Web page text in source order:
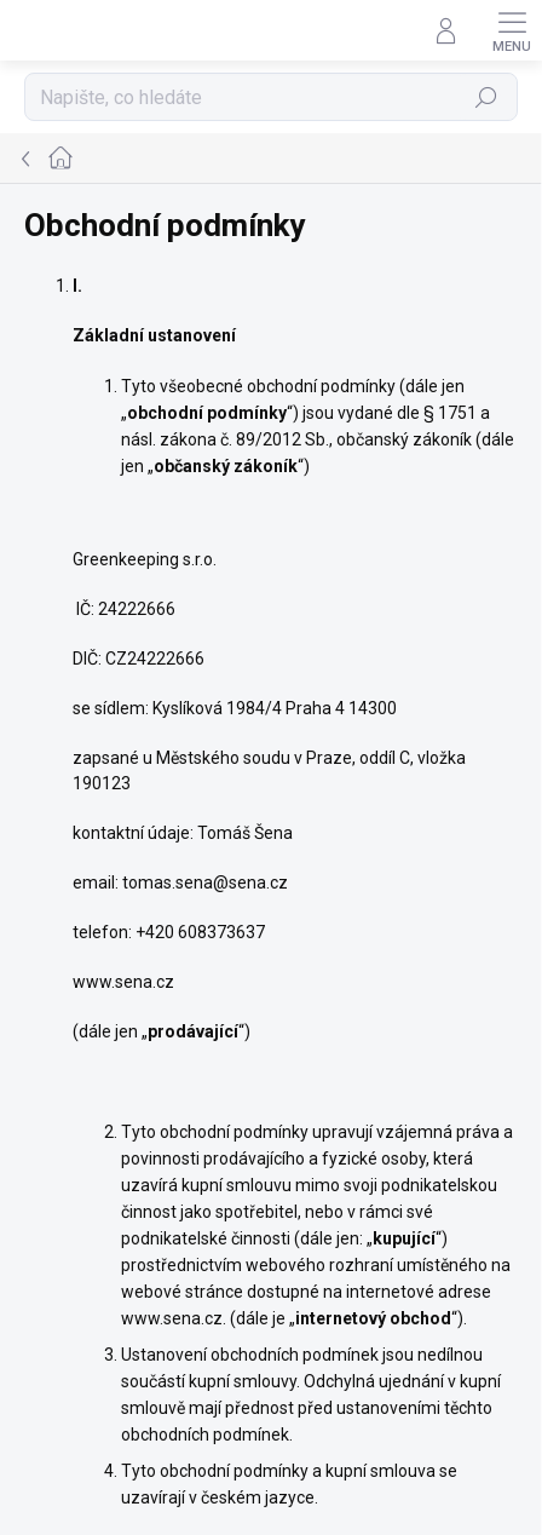
Hledat
Domů
Obchodní podmínky
I.
Základní ustanovení
Tyto všeobecné obchodní podmínky (dále jen
„obchodní podmínky“) jsou vydané dle § 1751 a
násl. zákona č. 89/2012 Sb., občanský zákoník (dále
jen „občanský zákoník“)
Greenkeeping s.r.o.
IČ: 24222666
DIČ: CZ24222666
se sídlem: Kyslíková 1984/4 Praha 4 14300
zapsané u Městského soudu v Praze, oddíl C, vložka
190123
kontaktní údaje: Tomáš Šena
email: tomas.sena@sena.cz
telefon: +420 608373637
www.sena.cz
(dále jen „prodávající“)
Tyto obchodní podmínky upravují vzájemná práva a
povinnosti prodávajícího a fyzické osoby, která
uzavírá kupní smlouvu mimo svoji podnikatelskou
činnost jako spotřebitel, nebo v rámci své
podnikatelské činnosti (dále jen: „ kupující“)
prostřednictvím webového rozhraní umístěného na
webové stránce dostupné na internetové adrese
www.sena.cz. (dále je „internetový obchod“).
Ustanovení obchodních podmínek jsou nedílnou
součástí kupní smlouvy. Odchylná ujednání v kupní
smlouvě mají přednost před ustanoveními těchto
obchodních podmínek.
Tyto obchodní podmínky a kupní smlouva se
uzavírají v českém jazyce.